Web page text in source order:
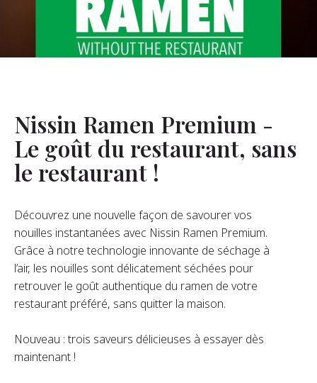
De Nous
FAQ
Nissin Ramen Premium -
Le goût du restaurant, sans
le restaurant !
Découvrez une nouvelle façon de savourer vos
nouilles instantanées avec Nissin Ramen Premium.
Grâce à notre technologie innovante de séchage à
l’air, les nouilles sont délicatement séchées pour
retrouver le goût authentique du ramen de votre
restaurant préféré, sans quitter la maison.
Nouveau : trois saveurs délicieuses à essayer dès
maintenant !